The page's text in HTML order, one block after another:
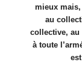
mieux
au
collective, au
à toute